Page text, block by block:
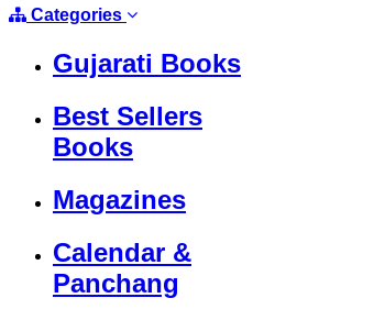
Categories
Gujarati Books
Best Sellers
Books
Magazines
Calendar &
Panchang